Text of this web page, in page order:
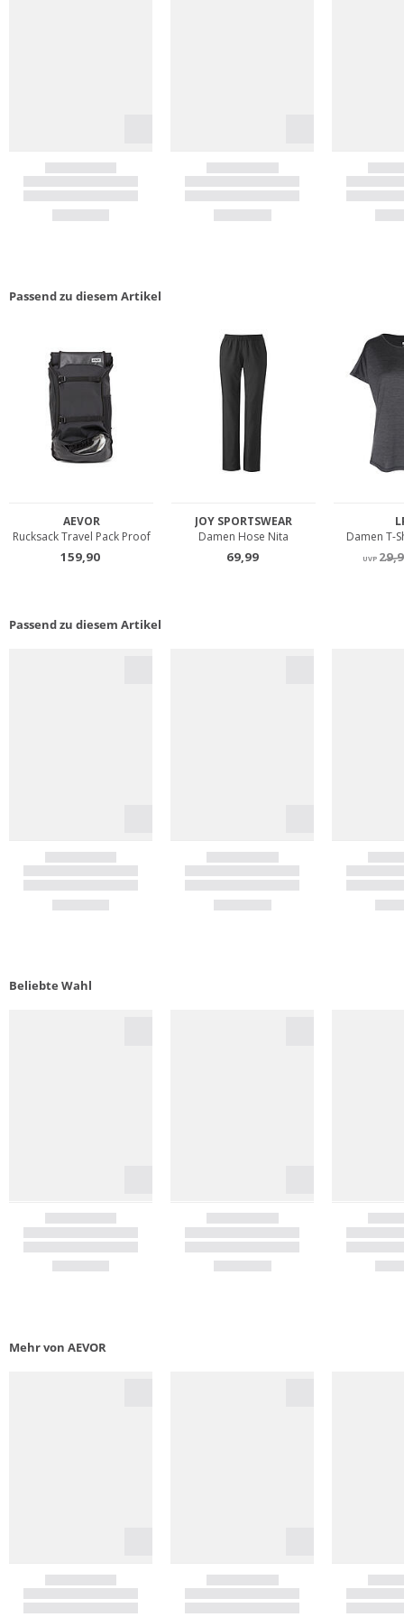
Passend zu diesem Artikel
Passend zu diesem Artikel
Beliebte Wahl
Mehr von AEVOR